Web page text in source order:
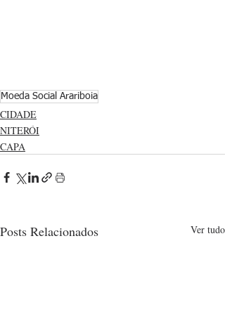
Moeda Social Arariboia
CIDADE
NITERÓI
CAPA
Posts Relacionados Ver tudo